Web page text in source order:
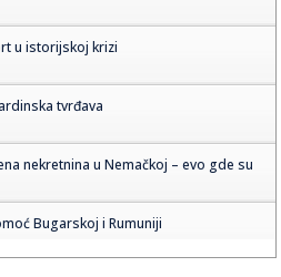
u istorijskoj krizi
tvrđava
nekretnina u Nemačkoj – evo gde su
Bugarskoj i Rumuniji